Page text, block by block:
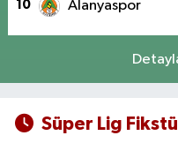
10 Alanyaspor
Süper Lig